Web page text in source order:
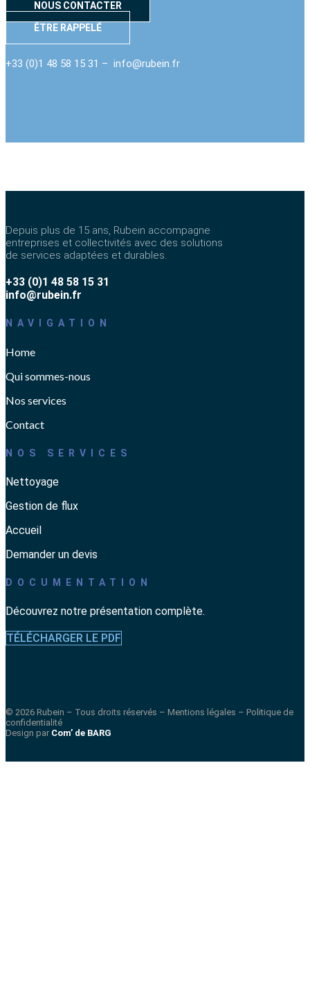
NOUS CONTACTER
ÊTRE RAPPELÉ
+33 (0)1 48 58 15 31 – info@rubein.fr
Depuis plus de 15 ans, Rubein accompagne
entreprises et collectivités avec des solutions
de services adaptées et durables.
+33 (0)1 48 58 15 31
info@rubein.fr
NAVIGATION
Home
Qui sommes-nous
Nos services
Contact
NOS SERVICES
Nettoyage
Gestion de flux
Accueil
Demander un devis
DOCUMENTATION
Découvrez notre présentation complète.
TÉLÉCHARGER LE PDF
© 2026 Rubein – Tous droits réservés – Mentions légales – Politique de
confidentialité
Design par Com’ de BARG